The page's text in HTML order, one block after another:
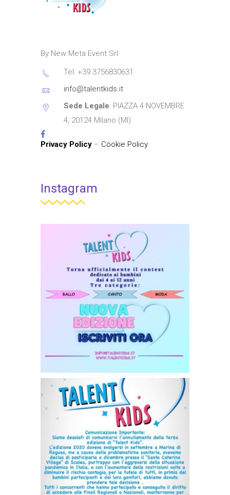
By New Meta Event Srl
Tel: +39 3756830631
info@talentkids.it
Sede Legale: PIAZZA 4 NOVEMBRE
4, 20124 Milano (MI)
Privacy Policy – Cookie Policy
Instagram